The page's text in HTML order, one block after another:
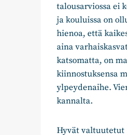
talousarviossa ei
ja kouluissa on
hienoa, että
aina
katsomatta, on
kiinnostuksensa
ylpeydenaihe.
kannalta.
Hyvät valtuutetut